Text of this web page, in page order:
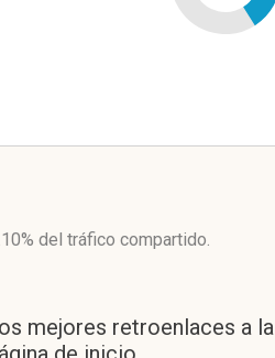
del tráfico compartido.
mejores retroenlaces a la